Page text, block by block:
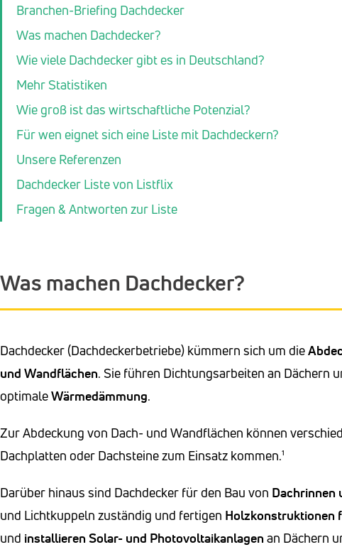
Branchen-Briefing Dachdecker
Was machen Dachdecker?
Wie viele Dachdecker gibt es in Deutschland?
Mehr Statistiken
Wie groß ist das wirtschaftliche Potenzial?
Für wen eignet sich eine Liste mit Dachdeckern?
Unsere Referenzen
Dachdecker Liste von Listflix
Fragen & Antworten zur Liste
Was machen Dachdecker?
Dachdecker (Dachdeckerbetriebe) kümmern sich um die
und Wandflächen. Sie führen Dichtungsarbeiten an Dächern
optimaleWärmedämmung.
Zur Abdeckung von Dach- und Wandflächen können
Dachplatten oder Dachsteine zum Einsatz kommen.¹
Darüber hinaus sind Dachdecker für den Bau von Dachrinnen
und Lichtkuppeln zuständig und fertigen Holzkonstruktionen
und installieren Solar- und Photovoltaikanlagen an Dächern